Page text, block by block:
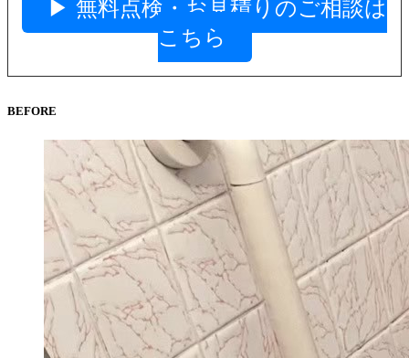
▶ 無料点検・お見積りのご相談は
こちら
BEFORE